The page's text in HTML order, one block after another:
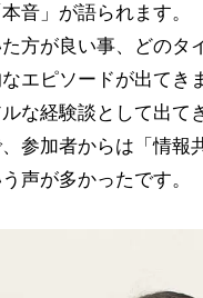
音」が語られます。
方が良い事、どのタ
エピソードが出てき
な経験談として出て
参加者からは「情報
声が多かったです。